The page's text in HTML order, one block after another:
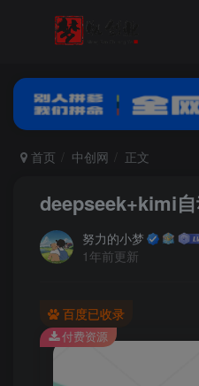
首页 中创网 正文
deepseek+kimi
努力的小梦
1年前更新
百度已收录
付费资源